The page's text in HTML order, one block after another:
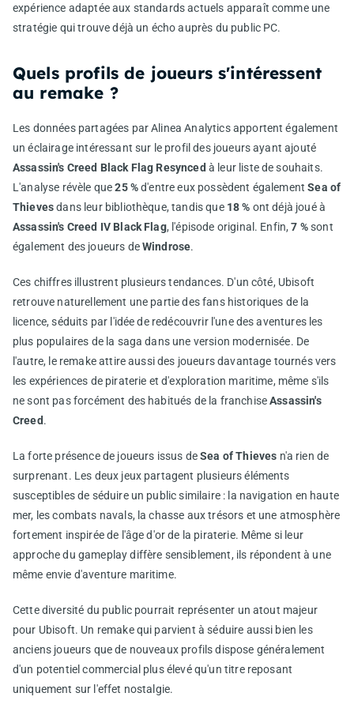
expérience adaptée aux standards actuels apparaît comme une
stratégie qui trouve déjà un écho auprès du public PC.
Quels profils de joueurs s'intéressent
au remake ?
Les données partagées par Alinea Analytics apportent également
un éclairage intéressant sur le profil des joueurs ayant ajouté
Assassin's Creed Black Flag Resynced à leur liste de souhaits.
L'analyse révèle que25 %d'entre eux possèdent égalementSea of
Thievesdans leur bibliothèque, tandis que 18 % ont déjà joué à
Assassin's Creed IV Black Flag, l'épisode original. Enfin,7 %sont
également des joueurs deWindrose.
Ces chiffres illustrent plusieurs tendances. D'un côté, Ubisoft
retrouve naturellement une partie des fans historiques de la
licence, séduits par l'idée de redécouvrir l'une des aventures les
plus populaires de la saga dans une version modernisée. De
l'autre, le remake attire aussi des joueurs davantage tournés vers
les expériences de piraterie et d'exploration maritime, même s'ils
ne sont pas forcément des habitués de la franchiseAssassin's
Creed.
La forte présence de joueurs issus deSea of Thieves n'a rien de
surprenant. Les deux jeux partagent plusieurs éléments
susceptibles de séduire un public similaire : la navigation en haute
mer, les combats navals, la chasse aux trésors et une atmosphère
fortement inspirée de l'âge d'or de la piraterie. Même si leur
approche du gameplay diffère sensiblement, ils répondent à une
même envie d'aventure maritime.
Cette diversité du public pourrait représenter un atout majeur
pour Ubisoft. Un remake qui parvient à séduire aussi bien les
anciens joueurs que de nouveaux profils dispose généralement
d'un potentiel commercial plus élevé qu'un titre reposant
uniquement sur l'effet nostalgie.